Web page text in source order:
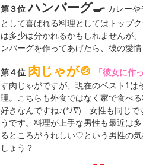
第３位ハンバーグ🍳 カレー
として喜ばれる料理としてはトップ
は多少は分かれるかもしれませんが
ンバーグを作ってあげたら、彼の
第４位 肉じゃが🍲 「彼女に作
す肉じゃがですが、現在のベスト1は
理。こちらも外食ではなく家で食べ
好きなんですね♪(*ﾉ∇)ゝ女性も同じ
うです。料理が上手な男性も最近は
るところがうれしい♡という男性の
しょう？